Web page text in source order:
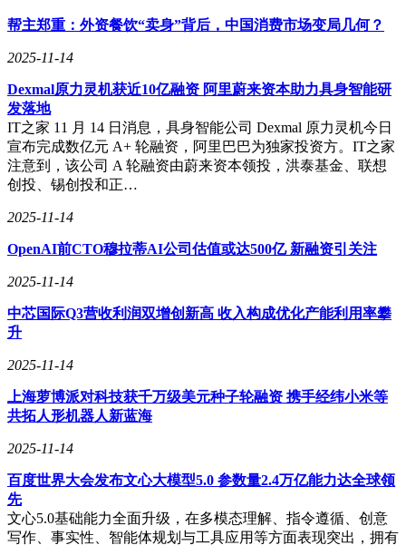
帮主郑重：外资餐饮“卖身”背后，中国消费市场变局几何？
2025-11-14
Dexmal原力灵机获近10亿融资 阿里蔚来资本助力具身智能研
发落地
IT之家 11 月 14 日消息，具身智能公司 Dexmal 原力灵机今日
宣布完成数亿元 A+ 轮融资，阿里巴巴为独家投资方。IT之家
注意到，该公司 A 轮融资由蔚来资本领投，洪泰基金、联想
创投、锡创投和正…
2025-11-14
OpenAI前CTO穆拉蒂AI公司估值或达500亿 新融资引关注
2025-11-14
中芯国际Q3营收利润双增创新高 收入构成优化产能利用率攀
升
2025-11-14
上海萝博派对科技获千万级美元种子轮融资 携手经纬小米等
共拓人形机器人新蓝海
2025-11-14
百度世界大会发布文心大模型5.0 参数量2.4万亿能力达全球领
先
文心5.0基础能力全面升级，在多模态理解、指令遵循、创意
写作、事实性、智能体规划与工具应用等方面表现突出，拥有